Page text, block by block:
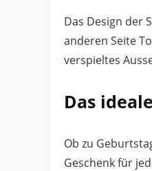
Das Design der
anderen Seite
verspieltes
Das
Ob zu
Geschenk für